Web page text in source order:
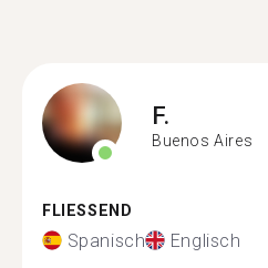
F.
Buenos Aires
FLIESSEND
Spanisch Englisch